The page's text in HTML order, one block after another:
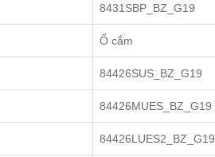
8431SBP_BZ_G19
Ổ cắm
84426SUS_BZ_G19
84426MUES_BZ_G19
84426LUES2_BZ_G19